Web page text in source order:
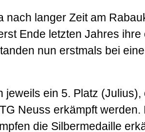
nach langer Zeit am
Ende letzten Jahres ihre
nun erstmals bei
jeweils ein 5. Platz (Julius),
Neuss erkämpft werden.
die Silbermedaille